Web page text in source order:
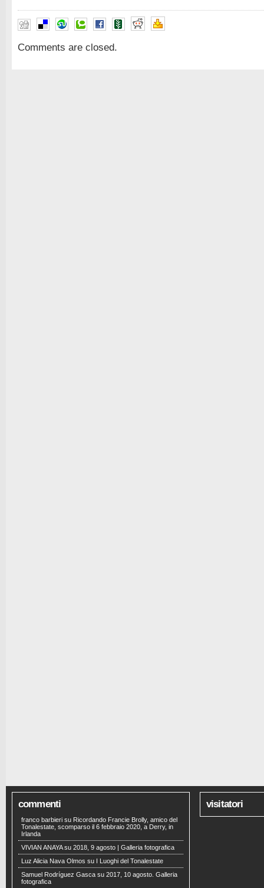
Comments are closed.
commenti
franco barbieri su Ricordando Francie Brolly, amico del
Tonalestate, scomparso il 6 febbraio 2020, a Derry, in
Irlanda
VIVIAN ANAYAsu 2018, 9 agosto | Galleria fotografica
Luz Alicia Nava Olmos su
I Luoghi del Tonalestate
Samuel Rodríguez Gasca su 2017, 10 agosto. Galleria
fotografica
visitatori